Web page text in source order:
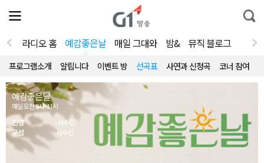
전
체
뉴
열
통
합
라디오 홈 예감좋은날 매일 그대와 밤& 뮤직 블로그
프로그램소개 알립니다 이벤트 방 선곡표 사연과 신청곡 코너 참여
예감좋은날
매일 오전 9시~11시
진행
서수민
구성
서수민